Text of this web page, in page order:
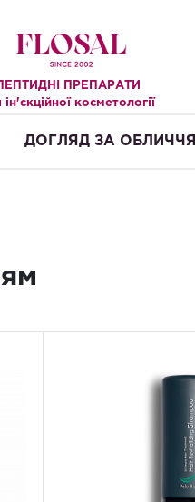
ПЕПТИДНІ ПРЕПАРАТИ
ін'єкційної косметології
ДОГЛЯД ЗА